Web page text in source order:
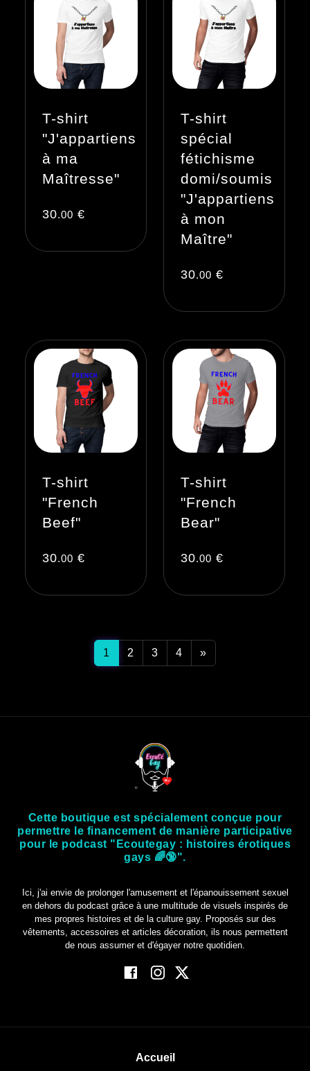
T-shirt
"J'appartiens
à ma
Maîtresse"
30.00 €
T-shirt
spécial
fétichisme
domi/soumis
"J'appartiens
à mon
Maître"
30.00 €
T-shirt
"French
Beef"
30.00 €
T-shirt
"French
Bear"
30.00 €
1 2 3 4 »
Cette boutique est spécialement conçue pour
permettre le financement de manière participative
pour le podcast "Ecoutegay : histoires érotiques
gays 🌈🔞".
Ici, j'ai envie de prolonger l'amusement et l'épanouissement sexuel
en dehors du podcast grâce à une multitude de visuels inspirés de
mes propres histoires et de la culture gay. Proposés sur des
vêtements, accessoires et articles décoration, ils nous permettent
de nous assumer et d'égayer notre quotidien.
Accueil